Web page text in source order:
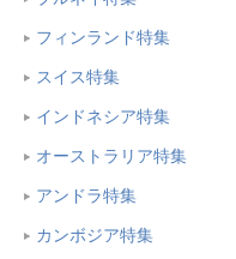
フィンランド特集
スイス特集
インドネシア特集
オーストラリア特集
アンドラ特集
カンボジア特集